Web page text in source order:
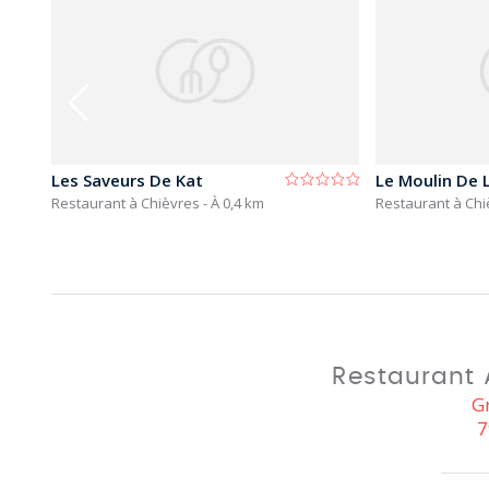
Les Saveurs De Kat
Restaurant à Chièvres - À 0,4 km
Le Moulin De
Restaurant à
Restaurant